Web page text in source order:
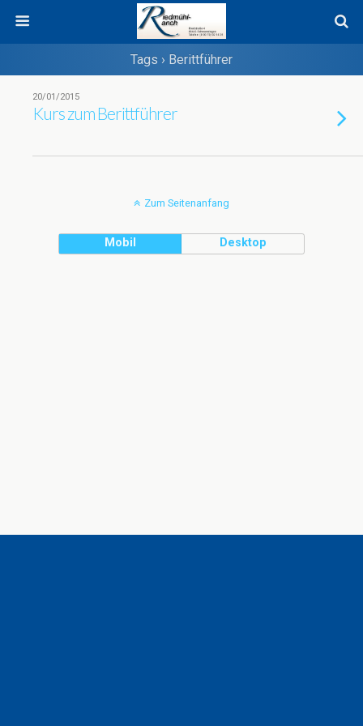
Tags › Berittführer
20/01/2015
Kurs zum Berittführer
Zum Seitenanfang
Mobil Desktop